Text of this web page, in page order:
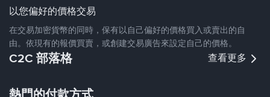
以您偏好的價格交易
在交易加密貨幣的同時，保有以自己偏好的價格買入或賣出的自
由。依現有的報價買賣，或創建交易廣告來設定自己的價格。
C2C 部落格 查看更多